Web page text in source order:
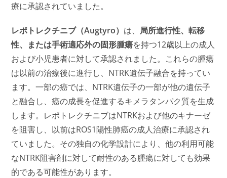
療に承認されていました。
レポトレクチニブ（Augtyro） は、 局所進行性、転移
性、または手術適応外の固形腫瘍を持つ12歳以上の成人
および小児患者に対して承認されました。これらの腫瘍
は以前の治療後に進行し、NTRK遺伝子融合を持ってい
ます。一部の癌では、NTRK遺伝子の一部が他の遺伝子
と融合し、癌の成長を促進するキメラタンパク質を生成
します。レポトレクチニブはNTRKおよび他のキナーゼ
を阻害し、以前はROS1陽性肺癌の成人治療に承認され
ていました。その独自の化学設計により、他の利用可能
なNTRK阻害剤に対して耐性のある腫瘍に対しても効果
的である可能性があります。